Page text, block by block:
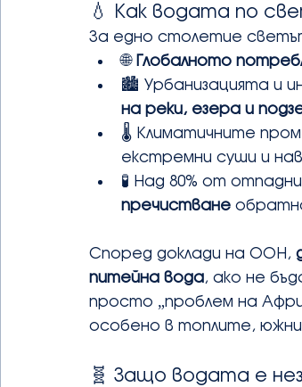
💧 Как водата по
За едно столетие
🌐 Глобалното
🏙️ Урбанизацията и
на реки, езера и
🌡️ Климатичните
екстремни суши и
🧪 Над 80% от
пречистване
Според доклади на ООН,
питейна вода, ако не
просто „проблем на
особено в топлите, южни
🧬 Защо водата е